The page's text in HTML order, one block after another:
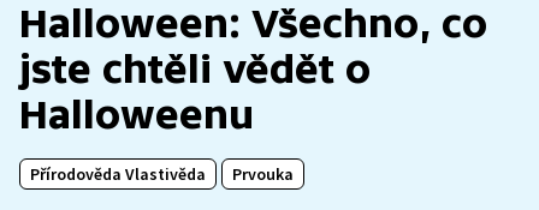
Halloween: Všechno, co
jste chtěli vědět o
Halloweenu
Přírodověda Vlastivěda Prvouka